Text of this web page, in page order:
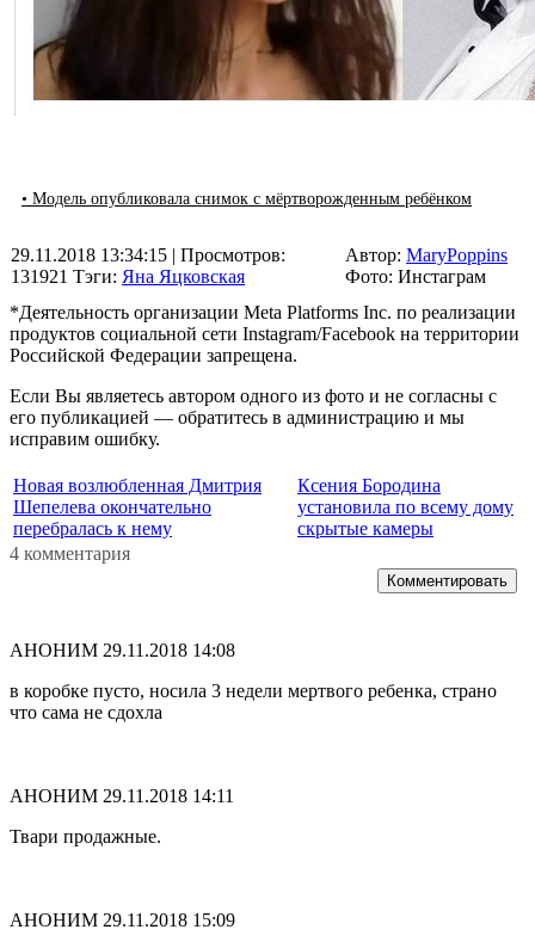
• Модель опубликовала снимок с мёртворожденным ребёнком
29.11.2018 13:34:15 | Просмотров:
131921 Тэги: Яна Яцковская
Автор: MaryPoppins
Фото: Инстаграм
*Деятельность организации Meta Platforms Inc. по реализации
продуктов социальной сети Instagram/Facebook на территории
Российской Федерации запрещена.
Если Вы являетесь автором одного из фото и не согласны с
его публикацией — обратитесь в администрацию и мы
исправим ошибку.
Новая возлюбленная Дмитрия
Шепелева окончательно
перебралась к нему
Ксения Бородина
установила по всему дому
скрытые камеры
4 комментария
Комментировать
АНОНИМ 29.11.2018 14:08
в коробке пусто, носила 3 недели мертвого ребенка, страно
что сама не сдохла
АНОНИМ 29.11.2018 14:11
Твари продажные.
АНОНИМ 29.11.2018 15:09